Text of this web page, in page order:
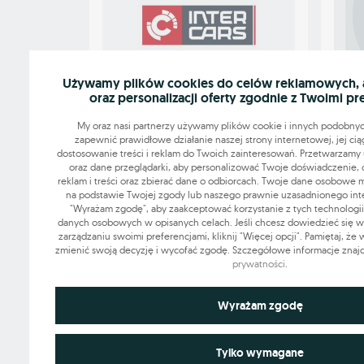
Magazynier INTER CARS Szczecin
Prawobrzeże [K/M]
4900 - 5800 PLN
Szczecin 07.08.2026
61-872 Poznań
Używamy plików cookies do celów reklamowych,
oraz personalizacji oferty zgodnie z Twoimi
My oraz nasi partnerzy używamy plików cookie i innych
zapewnić prawidłowe działanie naszej strony internetowej, jej
dostosowanie treści i reklam do Twoich zainteresowań.
oraz dane przeglądarki, aby personalizować Twoje doświadczenie,
reklam i treści oraz zbierać dane o odbiorcach. Twoje dane osobowe
na podstawie Twojej zgody lub naszego prawnie uzasadnionego
"Wyrażam zgodę", aby zaakceptować korzystanie z tych
danych osobowych w opisanych celach. Jeśli chcesz dowiedzieć się
zarządzaniu swoimi preferencjami, kliknij "Więcej opcji". Pamiętaj, że
zmienić swoją decyzję i wycofać zgodę. Szczegółowe informacje
prywatności.
Niezbędne do funkcjonowania strony
Technicznie niezbędne pliki cookie odgrywają kluczową rolę w
prawidłowego działania strony internetowej. Obejmują one
Wyrażam zgodę
Tylko wymagane